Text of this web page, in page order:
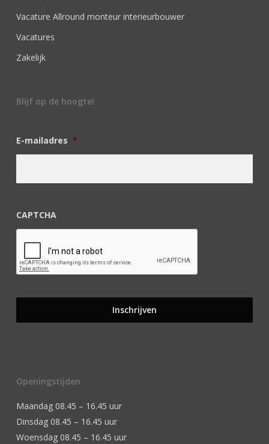
Vacature Allround monteur interieurbouwer
Vacatures
Zakelijk
Blijf op de hoogte!
E-mailadres *
CAPTCHA
Openingstijden
Maandag 08.45 – 16.45 uur
Dinsdag 08.45 – 16.45 uur
Woensdag 08.45 – 16.45 uur